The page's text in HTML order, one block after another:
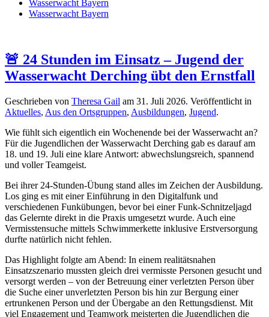
Wasserwacht Bayern
Wasserwacht Bayern
🚨 24 Stunden im Einsatz – Jugend der
Wasserwacht Derching übt den Ernstfall
Geschrieben von Theresa Gail am 31. Juli 2026. Veröffentlicht in
Aktuelles, Aus den Ortsgruppen, Ausbildungen, Jugend.
Wie fühlt sich eigentlich ein Wochenende bei der Wasserwacht an?
Für die Jugendlichen der Wasserwacht Derching gab es darauf am
18. und 19. Juli eine klare Antwort: abwechslungsreich, spannend
und voller Teamgeist.
Bei ihrer 24-Stunden-Übung stand alles im Zeichen der Ausbildung.
Los ging es mit einer Einführung in den Digitalfunk und
verschiedenen Funkübungen, bevor bei einer Funk-Schnitzeljagd
das Gelernte direkt in die Praxis umgesetzt wurde. Auch eine
Vermisstensuche mittels Schwimmerkette inklusive Erstversorgung
durfte natürlich nicht fehlen.
Das Highlight folgte am Abend: In einem realitätsnahen
Einsatzszenario mussten gleich drei vermisste Personen gesucht und
versorgt werden – von der Betreuung einer verletzten Person über
die Suche einer unverletzten Person bis hin zur Bergung einer
ertrunkenen Person und der Übergabe an den Rettungsdienst. Mit
viel Engagement und Teamwork meisterten die Jugendlichen die